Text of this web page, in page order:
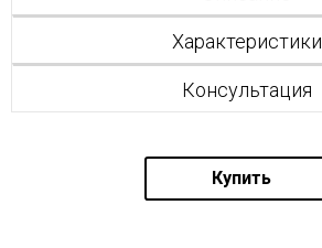
Характеристики
Консультация
Купить